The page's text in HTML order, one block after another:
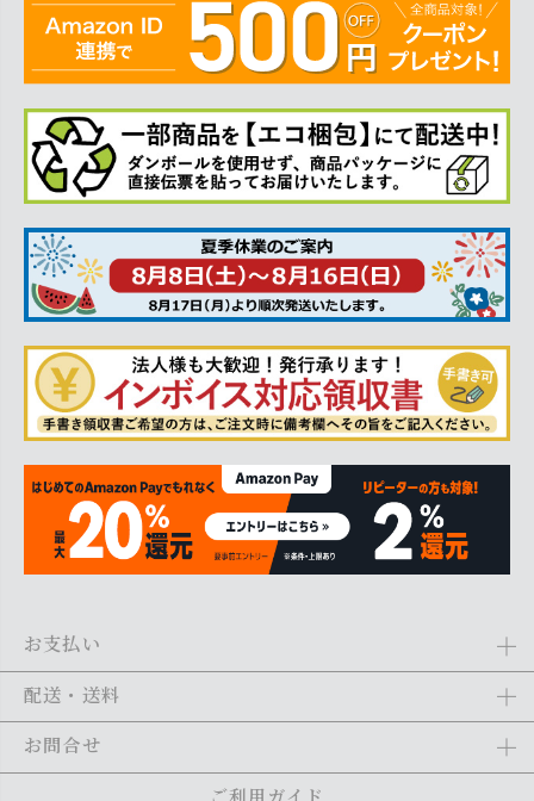
お支払い
Amazon Pay、クレジットカード、代金引換、あと払い(ペイディ)、銀
行振込がご利用になれます。詳しくはご利用ガイドをご利用くださ
い。
配送・送料
全商品送料無料
状況によって、多少前後する場合がございます。詳しくは
お問合せ
shopping@monogallery.jp